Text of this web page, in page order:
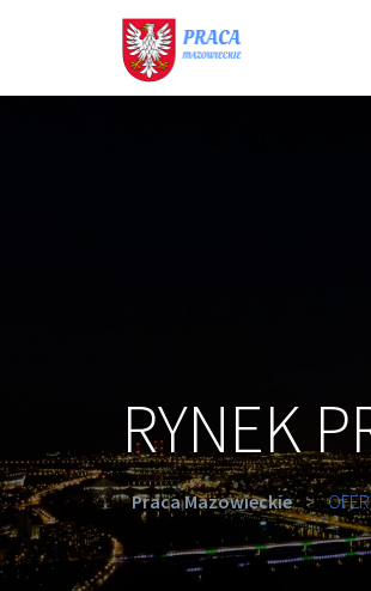
RYNEK
Praca Mazowieckie >